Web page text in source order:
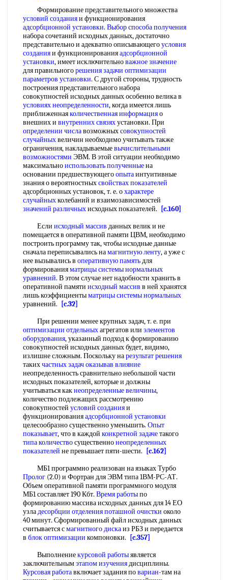
Формирование представительного множества
условий созданияи функционирования
адсорбционной установки. Выбор способа получения
набора сочетаний исходных данных, достаточно
представительно и адекватно описывающегоусловия
созданияи функционированияадсорбционной
установки, имеет исключительноважное значение
для правильногорешения задачи оптимизации
параметров установки. С другой стороны, трудность
построения представительного набора
совокупностей исходных данных особенно велика в
условиях неопределенности, когда имеется лишь
приближеннаяколичественная информацияо
внешних и внутренних связяхустановки. При
определении числавозможныхсовокупностей
случайныхвеличин необходимо учитывать также
ограничения, накладываемыевычислительными
возможностями ЭВМ. В этой ситуации необходимо
максимальноиспользовать полученныена
основании предшествующегоопытаинтуитивные
знания о вероятностныхсвойствах показателей
адсорбционных установок, т. е. охарактере
случайныхколебаний и взаимозависимостей
значений различныхисходных показателей.
[c.160]
Если исходный массив данных велик и не
помещается в оперативной памяти ЦВМ, необходимо
построить программу так, чтобы исходные данные
сначала переписывались намагнитную ленту, а уже с
нее вызывались в оперативную памятьдля
формированияматрицы системы нормальных
уравнений. В этом случае нет надобности хранить в
оперативной памяти исходный массив в ней хранятся
лишь коэффициентыматрицы системы нормальных
уравнений.
[c.32]
При решении менее крупных задач, т. е. при
оптимизации отдельныхагрегатов или элементов
оборудования, указанный подход к формированию
совокупностей исходных данных будет, видимо,
излишне сложным. Поскольку нарезультат решения
такихчастных задачоказывав влияние
неопределенность сравнительно небольшой части
исходных показателей, которые и должны
учитываться какнеопределенные величины,
количество подлежащих рассмотрению
совокупностей условий созданияи
функционированияадсорбционной установки
целесообразно существенно уменьшить. Опыт
показывает, что в каждой конкретной задачетакого
типа количествосущественнонеопределенных
показателей не превышает пяти-шести.
[c.162]
МБ1 программно реализован на языках Турбо
Пролог (2.0) и Фортран для ЭВМ типа 1ВМ-РС-АТ.
Объем оперативной памяти программного модуля
МБ1 составляет 190 Кбт. Время работыпо
формированию массива исходных данных для 14 ЕО
узладесорбции отделенияпоташной очистки около
40 минут. Сформированный файл исходных данных
считывается смагнитного дискаиз РБЗ и передается
в блок оптимизации компоновки.
[c.357]
Выполнениекурсовой работыявляется
заключительнымэтапом изучениядисциплины.
Курсовая работавключает задания повариан-там на